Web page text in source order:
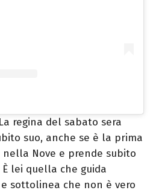
La regina del sabato sera
suo, anche se è la prima
Nove e prende subito
lei quella che guida
sottolinea che non è vero